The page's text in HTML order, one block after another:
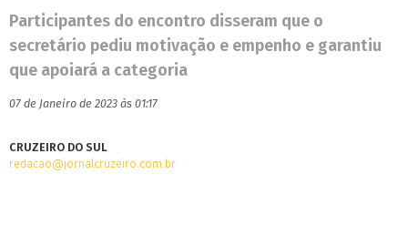
Participantes do encontro disseram que o
secretário pediu motivação e empenho e garantiu
que apoiará a categoria
07 de Janeiro de 2023 às 01:17
CRUZEIRO DO SUL
redacao@jornalcruzeiro.com.br